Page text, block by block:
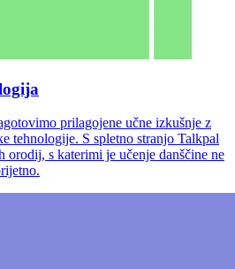
prilagojene učne izkušnje z
tehnologije. S spletno stranjo Talkpal
orodij, s katerimi je učenje danščine ne